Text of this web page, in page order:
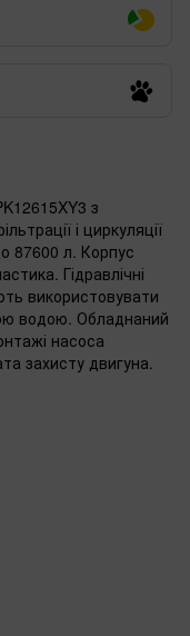
з
і циркуляції
87600 л. Корпус
Гідравлічні
використовувати
водою. Обладнаний
насоса
захисту двигуна.